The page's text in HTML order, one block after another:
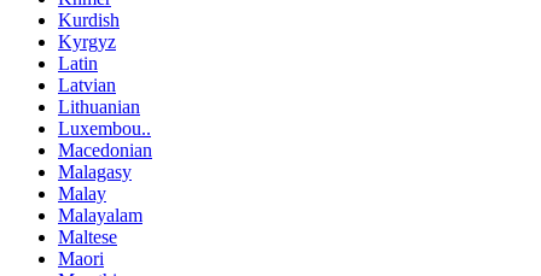
Kurdish
Kyrgyz
Latin
Latvian
Lithuanian
Luxembou..
Macedonian
Malagasy
Malay
Malayalam
Maltese
Maori